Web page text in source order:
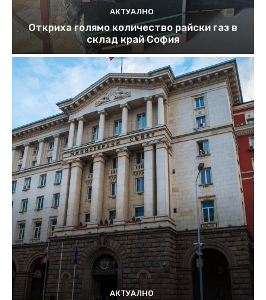
АКТУАЛНО
Откриха голямо количество райски газ в
склад край София
АКТУАЛНО